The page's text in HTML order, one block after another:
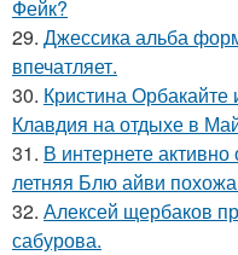
Фейк?
29. Джессика альба
впечатляет.
30. Кристина
Клавдия на отдыхе в
31. В интернете
летняя Блю айви
32. Алексей щербаков
сабурова.